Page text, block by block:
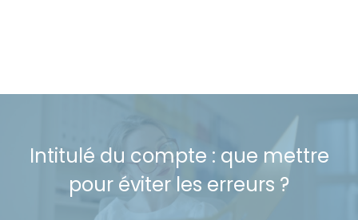
Intitulé du compte : que mettre
pour éviter les erreurs ?